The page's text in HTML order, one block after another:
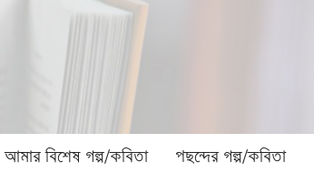
আমার বিশেষ গল্প/কবিতা পছন্দের গল্প/কবিতা